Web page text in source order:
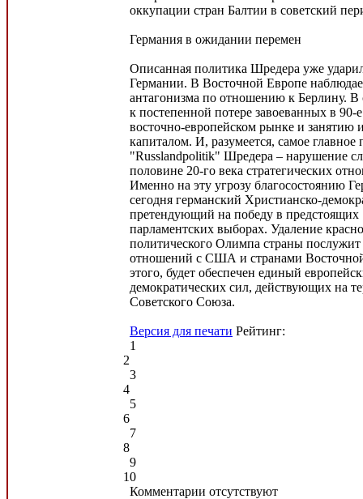
оккупации стран Балтии в советский
Германия в ожидании перемен
Описанная политика Шредера уже
Германии. В Восточной Европе
антагонизма по отношению к Берлину. В
к постепенной потере завоеванных в 90-
восточно-европейском рынке и занятию
капиталом. И, разумеется, самое главное
"Russlandpolitik" Шредера – нарушение
половине 20-го века стратегических
Именно на эту угрозу благосостоянию
сегодня германский Христианско-
претендующий на победу в предстоящих
парламентских выборах. Удаление
политического Олимпа страны
отношений с США и странами
этого, будет обеспечен единый
демократических сил, действующих на
Советского Союза.
Версия для печати Рейтинг:
1
2
3
4
5
6
7
8
9
10
Комментарии отсутствуют